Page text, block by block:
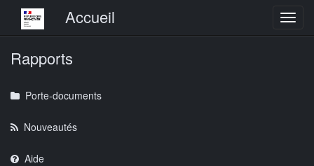
Menu principalAccueil
Rapports
Porte-documents
Nouveautés
Aide